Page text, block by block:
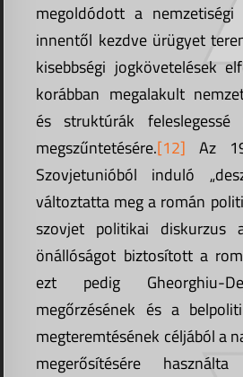
megoldódott a
innentől kezdve ürügyet
kisebbségi jogkövetelések
korábban megalakult
és struktúrák feleslegessé
megszűntetésére.[12] Az
Szovjetunióból induló
változtatta meg a román
szovjet politikai diskurzus
önállóságot biztosított a
ezt pedig Gheorghiu-
megőrzésének és a
megteremtésének céljából a
megerősítésére